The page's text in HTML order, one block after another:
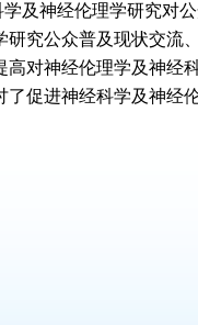
及神经伦理学研究对
研究公众普及现状交流
高对神经伦理学及神经
了促进神经科学及神经